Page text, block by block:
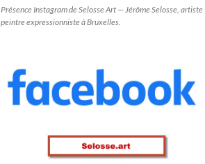
Présence Instagram de Selosse Art — Jérôme Selosse, artiste
peintre expressionniste à Bruxelles.